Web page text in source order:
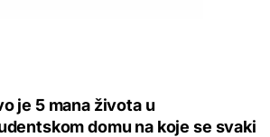
je 5 mana života u
domu na koje se svaki